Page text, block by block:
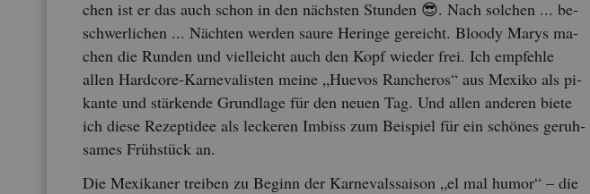
chen ist er das auch schon in den nächs­ten Stun­den 😎. Nach sol­chen ... be­
schwer­li­chen ... Näch­ten wer­den saure He­rin­ge ge­reicht. Bloo­dy Marys ma­
chen die Run­den und viel­leicht auch den Kopf wie­der frei. Ich emp­feh­le
allen Hard­core-Kar­ne­va­lis­ten meine „Hue­vos Ran­che­ros“ aus Me­xi­ko als pi­
kan­te und stär­ken­de Grund­la­ge für den neuen Tag. Und allen an­de­ren biete
ich diese Re­zept­idee als le­cke­ren Im­biss zum Bei­spiel für ein schö­nes ge­ruh­
sa­mes Früh­stück an.
Die Me­xi­ka­ner trei­ben zu Be­ginn der Kar­ne­vals­sai­son „el mal humor“ – die